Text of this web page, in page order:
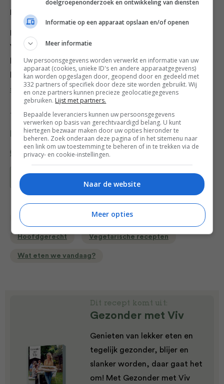
puree van zoete aardappel of pompoenpuree.
Vivian Reijs. Ben je benieuwd naar haar tips voor een
lekkere, gezonde maaltijd voor het gezin? Bestel dan
haar boek met 80 snelle, inspirerende recepten inonze
shop(Kosmos Uitgevers).
Receptfotografie: José van Riele​
Deel dit recept
Bewuste keuzes Bijgerecht
Hoofdgerecht Vegetarische recepten
Wat eten we vandaag?
Dit recept komt uit:
Gezonder met Viv
Genieten van lekker eten en
tegelijk gezonder, blijer en
slanker worden, daar gaat het
om! Met Gezonder met Viv
doelgroepenonderzoek en ontwikkeling van diensten
Informatie op een apparaat opslaan en/of openen
Meer informatie
Uw persoonsgegevens worden verwerkt en informatie van uw
apparaat (cookies, unieke ID's en andere apparaatgegevens)
kan worden opgeslagen door, geopend door en gedeeld met
332 partners of specifiek door deze site worden gebruikt. Wij
en onze partners kunnen precieze geolocatiegegevens
gebruiken. Lijst met partners.
Bepaalde leveranciers kunnen uw persoonsgegevens
verwerken op basis van gerechtvaardigd belang. U kunt
hiertegen bezwaar maken door uw opties hieronder te
beheren. Zoek onderaan deze pagina of in het sitemenu naar
een link om uw toestemming te beheren of in te trekken via de
privacy- en cookie-instellingen.
Naar de website
Meer opties